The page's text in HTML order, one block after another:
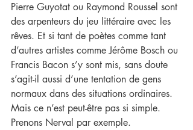
Pierre Guyotat ou Raymond Roussel sont
des arpenteurs du jeu littéraire avec les
rêves. Et si tant de poètes comme tant
d’autres artistes comme Jérôme Bosch ou
Francis Bacon s’y sont mis, sans doute
s’agit-il aussi d’une tentation de gens
normaux dans des situations ordinaires.
Mais ce n’est peut-être pas si simple.
Prenons Nerval par exemple.